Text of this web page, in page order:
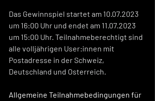
Das Gewinnspiel startet am 10.07.2023
um 16:00 Uhr und endet am 11.07.2023
um 15:00 Uhr. Teilnahmeberechtigt sind
alle volljährigen User:innen mit
Postadresse in der Schweiz,
Deutschland und Osterreich.
Allgemeine Teilnahmebedingungen für